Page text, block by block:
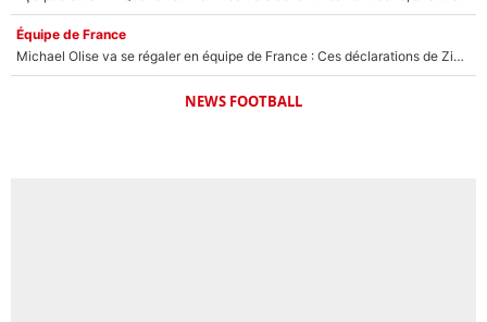
Équipe de France
Michael Olise va se régaler en équipe de France : Ces déclarations de Zinedine Zidane qui prouvent qu'il va tout miser sur la star du Bayern Munich !
NEWS FOOTBALL